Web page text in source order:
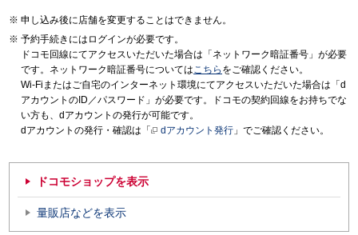
申し込み後に店舗を変更することはできません。
予約手続きにはログインが必要です。
ドコモ回線にてアクセスいただいた場合は「ネットワーク暗証番号」が必要
です。ネットワーク暗証番号についてはこちら をご確認ください。
Wi-Fiまたはご自宅のインターネット環境にてアクセスいただいた場合は「d
アカウントのID／パスワード」が必要です。ドコモの契約回線をお持ちでな
い方も、dアカウントの発行が可能です。
dアカウントの発行・確認は「
dアカウント発行 」でご確認ください。
ドコモショップを表示
量販店などを表示